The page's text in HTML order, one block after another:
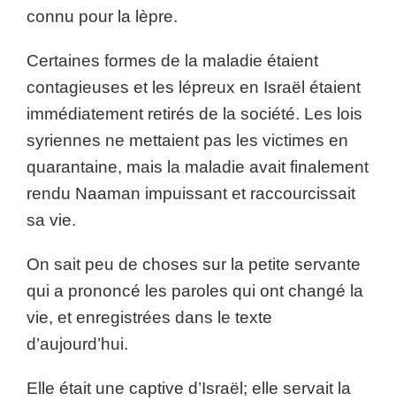
connu pour la lèpre.
Certaines formes de la maladie étaient
contagieuses et les lépreux en Israël étaient
immédiatement retirés de la société. Les lois
syriennes ne mettaient pas les victimes en
quarantaine, mais la maladie avait finalement
rendu Naaman impuissant et raccourcissait
sa vie.
On sait peu de choses sur la petite servante
qui a prononcé les paroles qui ont changé la
vie, et enregistrées dans le texte
d’aujourd’hui.
Elle était une captive d’Israël; elle servait la